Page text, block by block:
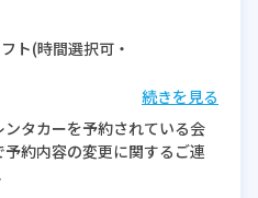
ト(時間選択可・
続きを見る
ンタカーを予約されている会
約内容の変更に関するご連